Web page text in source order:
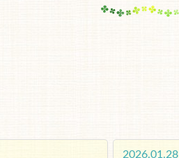
2026.01.28